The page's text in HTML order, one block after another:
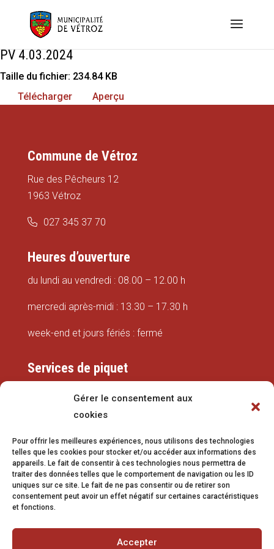
Gérer le consentement aux
cookies
Pour offrir les meilleures expériences, nous utilisons des technologies
telles que les cookies pour stocker et/ou accéder aux informations des
appareils. Le fait de consentir à ces technologies nous permettra de
traiter des données telles que le comportement de navigation ou les ID
uniques sur ce site. Le fait de ne pas consentir ou de retirer son
consentement peut avoir un effet négatif sur certaines caractéristiques
et fonctions.
Accepter
PV 4.03.2024
Taille du fichier: 234.84 KB
Télécharger
Aperçu
Commune de Vétroz
Rue des Pêcheurs 12
1963 Vétroz
027 345 37 70
Heures d’ouverture
du lundi au vendredi : 08.00 – 12.00 h
mercredi après-midi : 13.30 – 17.30 h
week-end et jours fériés : fermé
Services de piquet
079 337 66 42
eaux@vetroz.ch
Travaux publics
079 213 92 08